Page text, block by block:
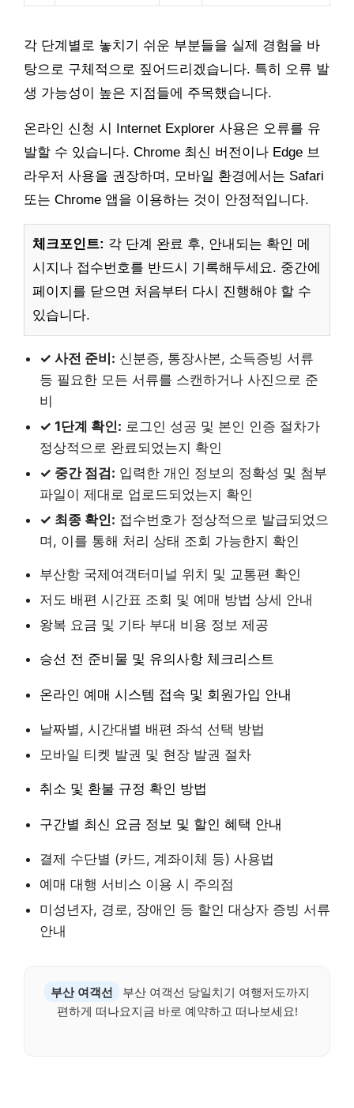
각 단계별로 놓치기 쉬운 부분들을 실제 경험을 바
탕으로 구체적으로 짚어드리겠습니다. 특히 오류 발
생 가능성이 높은 지점들에 주목했습니다.
온라인 신청 시 Internet Explorer 사용은 오류를 유
발할 수 있습니다. Chrome 최신 버전이나 Edge 브
라우저 사용을 권장하며, 모바일 환경에서는 Safari
또는 Chrome 앱을 이용하는 것이 안정적입니다.
체크포인트: 각 단계 완료 후, 안내되는 확인 메
시지나 접수번호를 반드시 기록해두세요. 중간에
페이지를 닫으면 처음부터 다시 진행해야 할 수
있습니다.
✓ 사전 준비: 신분증, 통장사본, 소득증빙 서류
등 필요한 모든 서류를 스캔하거나 사진으로 준
비
✓ 1단계 확인: 로그인 성공 및 본인 인증 절차가
정상적으로 완료되었는지 확인
✓ 중간 점검: 입력한 개인 정보의 정확성 및 첨부
파일이 제대로 업로드되었는지 확인
✓ 최종 확인: 접수번호가 정상적으로 발급되었으
며, 이를 통해 처리 상태 조회 가능한지 확인
부산항 국제여객터미널 위치 및 교통편 확인
저도 배편 시간표 조회 및 예매 방법 상세 안내
왕복 요금 및 기타 부대 비용 정보 제공
승선 전 준비물 및 유의사항 체크리스트
온라인 예매 시스템 접속 및 회원가입 안내
날짜별, 시간대별 배편 좌석 선택 방법
모바일 티켓 발권 및 현장 발권 절차
취소 및 환불 규정 확인 방법
구간별 최신 요금 정보 및 할인 혜택 안내
결제 수단별 (카드, 계좌이체 등) 사용법
예매 대행 서비스 이용 시 주의점
미성년자, 경로, 장애인 등 할인 대상자 증빙 서류
안내
부산 여객선
부산 여객선 당일치기 여행저도까지
편하게 떠나요지금 바로 예약하고 떠나보세요!